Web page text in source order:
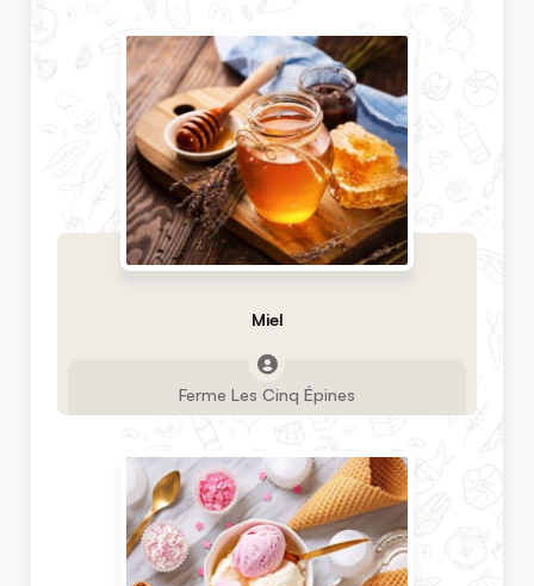
Miel
Ferme Les Cinq Épines